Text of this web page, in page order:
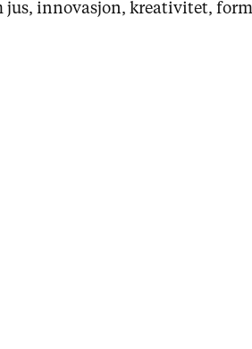
innovasjon, kreativitet,